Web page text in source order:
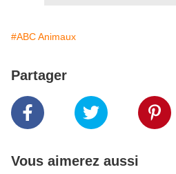
#ABC Animaux
Partager
Vous aimerez aussi